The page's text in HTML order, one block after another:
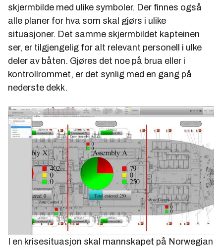
skjermbilde med ulike symboler. Der finnes også
alle planer for hva som skal gjørs i ulike
situasjoner. Det samme skjermbildet kapteinen
ser, er tilgjengelig for alt relevant personell i ulke
deler av båten. Gjøres det noe på brua eller i
kontrollrommet, er det synlig med en gang på
nederste dekk.
I en krisesituasjon skal mannskapet på Norwegian